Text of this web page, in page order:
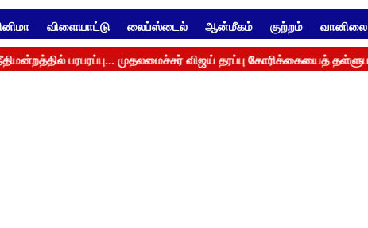
விளையாட்டு லைப்ஸ்டைல் ஆன்மீகம் குற்றம் வானிலை